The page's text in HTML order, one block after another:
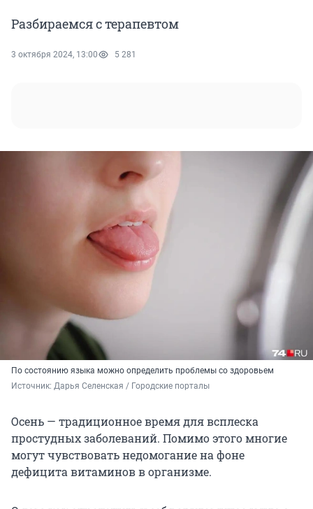
Разбираемся с терапевтом
3 октября 2024, 13:00 5 281
По состоянию языка можно определить проблемы со здоровьем
Источник: Дарья Селенская / Городские порталы
Осень — традиционное время для всплеска
простудных заболеваний. Помимо этого многие
могут чувствовать недомогание на фоне
дефицита витаминов в организме.